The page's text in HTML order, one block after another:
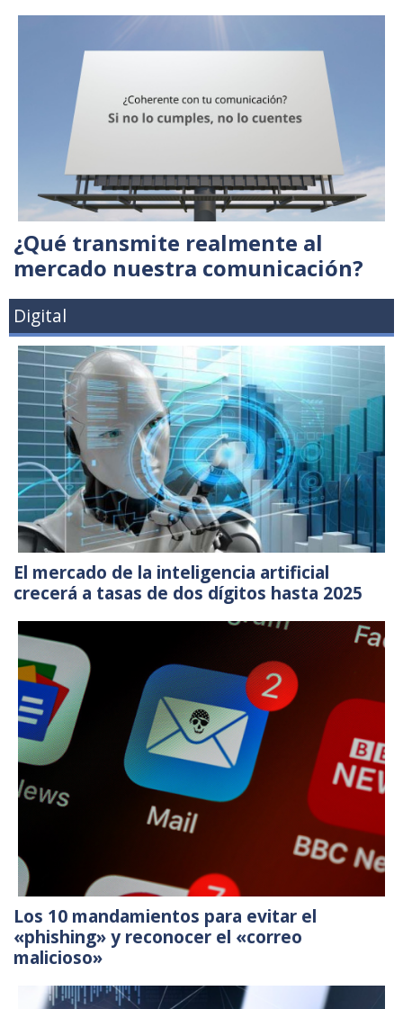
¿Qué transmite realmente al
mercado nuestra comunicación?
Digital
El mercado de la inteligencia artificial
crecerá a tasas de dos dígitos hasta 2025
Los 10 mandamientos para evitar el
«phishing» y reconocer el «correo
malicioso»